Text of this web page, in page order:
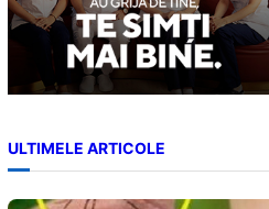
ULTIMELE ARTICOLE